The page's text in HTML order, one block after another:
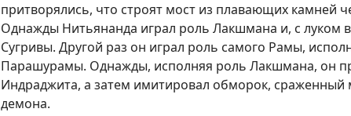
притворялись, что строят мост из плавающих камней
Однажды Нитьянанда играл роль Лакшмана и, с луком
Сугривы. Другой раз он играл роль самого Рамы,
Парашурамы. Однажды, исполняя роль Лакшмана, он
Индраджита, а затем имитировал обморок,
демона.